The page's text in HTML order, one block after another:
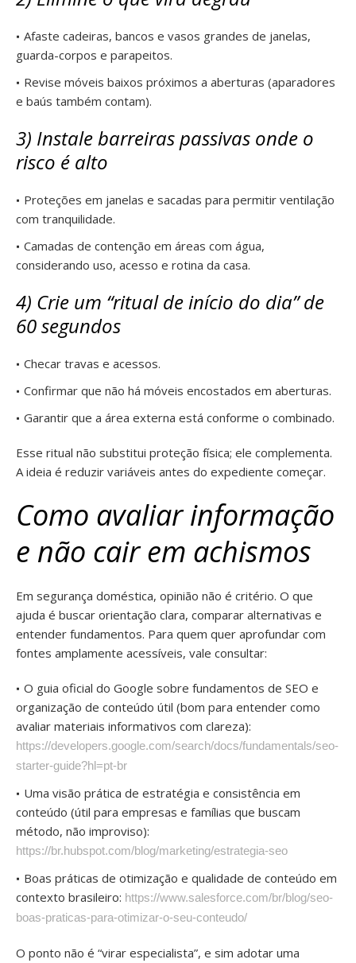
Afaste cadeiras, bancos e vasos grandes de janelas,
guarda-corpos e parapeitos.
Revise móveis baixos próximos a aberturas (aparadores
e baús também contam).
3) Instale barreiras passivas onde o
risco é alto
Proteções em janelas e sacadas para permitir ventilação
com tranquilidade.
Camadas de contenção em áreas com água,
considerando uso, acesso e rotina da casa.
4) Crie um “ritual de início do dia” de
60 segundos
Checar travas e acessos.
Confirmar que não há móveis encostados em aberturas.
Garantir que a área externa está conforme o combinado.
Esse ritual não substitui proteção física; ele complementa.
A ideia é reduzir variáveis antes do expediente começar.
Como avaliar informação
e não cair em achismos
Em segurança doméstica, opinião não é critério. O que
ajuda é buscar orientação clara, comparar alternativas e
entender fundamentos. Para quem quer aprofundar com
fontes amplamente acessíveis, vale consultar:
O guia oficial do Google sobre fundamentos de SEO e
organização de conteúdo útil (bom para entender como
avaliar materiais informativos com clareza):
https://developers.google.com/search/docs/fundamentals/seo-
starter-guide?hl=pt-br
Uma visão prática de estratégia e consistência em
conteúdo (útil para empresas e famílias que buscam
método, não improviso):
https://br.hubspot.com/blog/marketing/estrategia-seo
Boas práticas de otimização e qualidade de conteúdo em
contexto brasileiro: https://www.salesforce.com/br/blog/seo-
boas-praticas-para-otimizar-o-seu-conteudo/
O ponto não é “virar especialista”, e sim adotar uma